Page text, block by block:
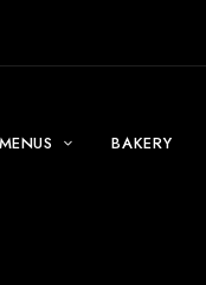
MENUS BAKERY